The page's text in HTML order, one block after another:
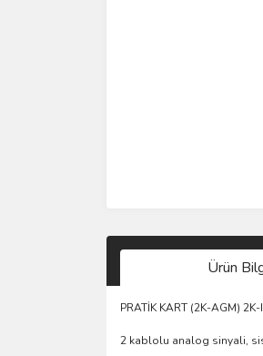
Ürün
PRATİK KART (2K-AGM)
2 kablolu analog sinyali,